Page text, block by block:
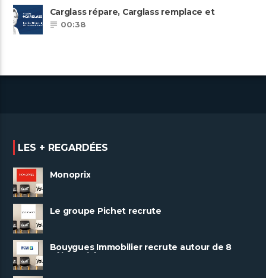
Carglass répare, Carglass remplace et
Carglass embauche également.
00:38
LES + REGARDÉES
Monoprix
Le groupe Pichet recrute
Bouygues Immobilier recrute autour de 8
pôles métiers